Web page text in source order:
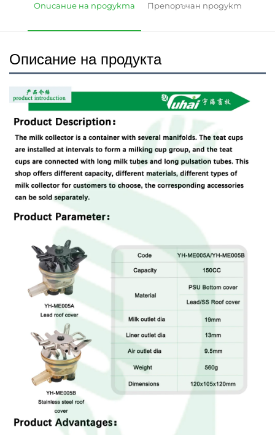
Описание на продукта Препоръчан продукт
Описание на продукта